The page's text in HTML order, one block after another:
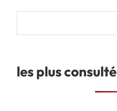
les plus consulté